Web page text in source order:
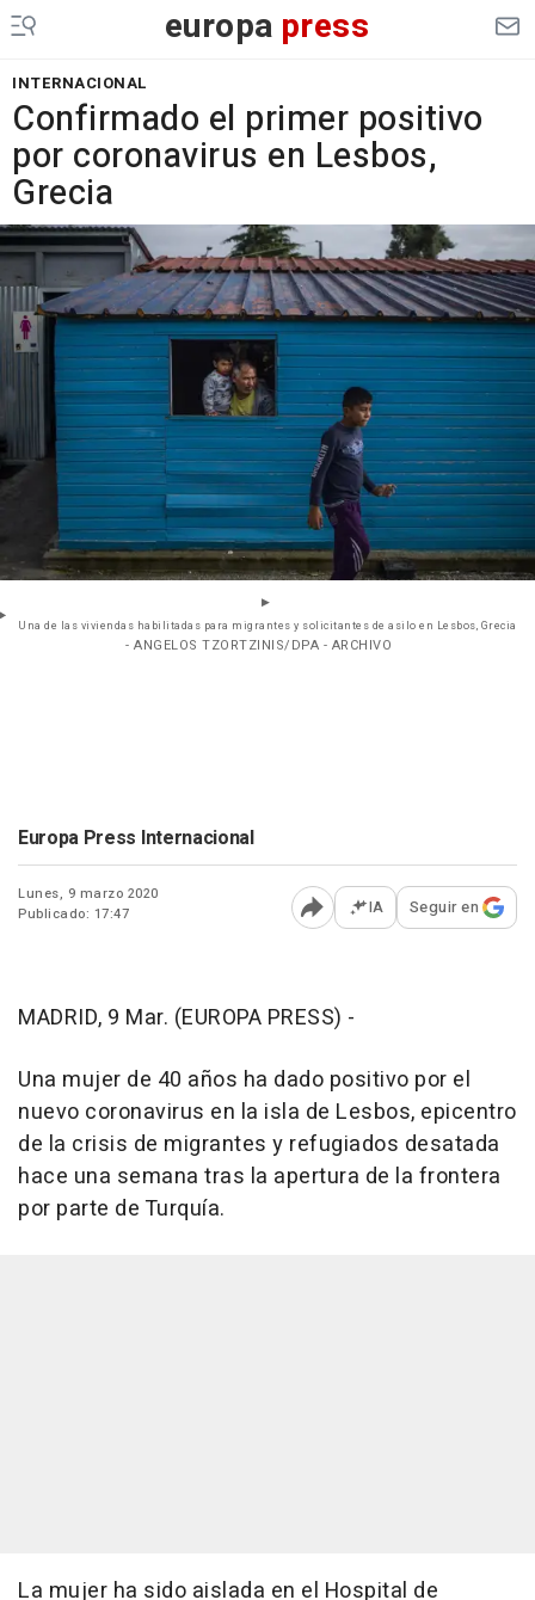
europa press
INTERNACIONAL
Confirmado el primer positivo
por coronavirus en Lesbos,
Grecia
Una de las viviendas habilitadas para migrantes y solicitantes de asilo en Lesbos, Grecia
- ANGELOS TZORTZINIS/DPA - ARCHIVO
Europa Press Internacional
Lunes, 9 marzo 2020
Publicado: 17:47
Abrir opciones para
IA Seguir en
MADRID, 9 Mar. (EUROPA PRESS) -
Una mujer de 40 años ha dado positivo por el
nuevo coronavirus en la isla de Lesbos, epicentro
de la crisis de migrantes y refugiados desatada
hace una semana tras la apertura de la frontera
por parte de Turquía.
La mujer ha sido aislada en el Hospital de